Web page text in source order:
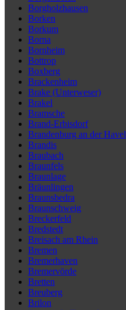
Borgholzhausen
Borken
Borkum
Borna
Bornheim
Bottrop
Boxberg
Brackenheim
Brake (Unterweser)
Brakel
Bramsche
Brand-Erbisdorf
Brandenburg an der Havel
Brandis
Braubach
Braunfels
Braunlage
Bräunlingen
Braunsbedra
Braunschweig
Breckerfeld
Bredstedt
Breisach am Rhein
Bremen
Bremerhaven
Bremervörde
Bretten
Breuberg
Brilon